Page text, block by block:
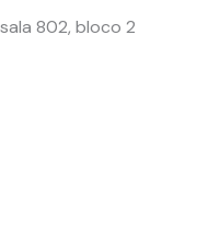
802, bloco 2